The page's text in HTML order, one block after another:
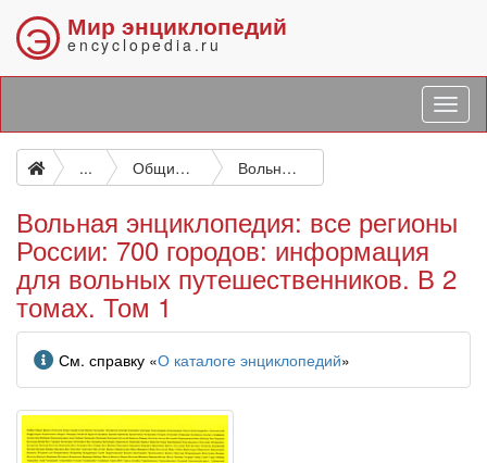
Э Мир энциклопедий
encyclopedia.ru
... Общие вопросы. География как наука. Страноведение. Географические исследования. Путешествия Вольная энциклопедия: все регионы России: 700 городов: информация для вольных путешественников. В 2 томах. Том 1
Вольная энциклопедия: все регионы
России: 700 городов: информация
для вольных путешественников. В 2
томах. Том 1
Информация
См. справку «О каталоге энциклопедий»